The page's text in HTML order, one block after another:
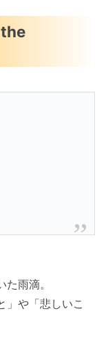
雨滴。
」や「悲しいこ